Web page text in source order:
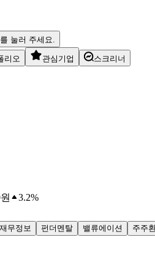
를 눌러 주세요.
리오 관심기업
스크리너
원 3.2%
재무정보 펀더멘탈 밸류에이션 주주